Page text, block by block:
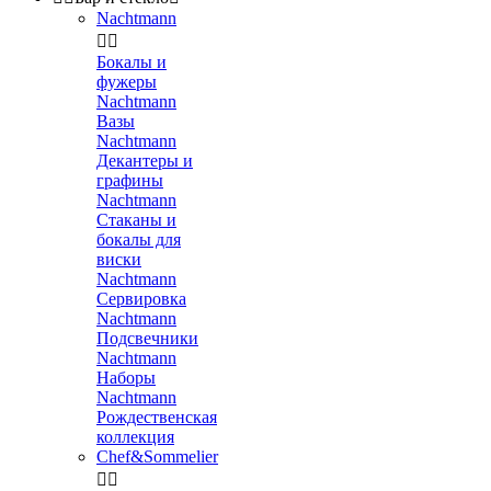
Nachtmann
 
Бокалы и
фужеры
Nachtmann
Вазы
Nachtmann
Декантеры и
графины
Nachtmann
Стаканы и
бокалы для
виски
Nachtmann
Сервировка
Nachtmann
Подсвечники
Nachtmann
Наборы
Nachtmann
Рождественская
коллекция
Chef&Sommelier
 